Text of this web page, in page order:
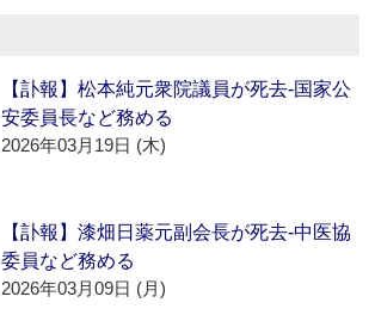
【訃報】松本純元衆院議員が死去‐国家公
安委員長など務める
2026年03月19日 (木)
【訃報】漆畑日薬元副会長が死去‐中医協
委員など務める
2026年03月09日 (月)